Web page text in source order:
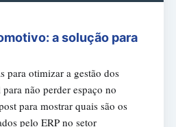
a solução para
para otimizar a gestão dos
não perder espaço no
para mostrar quais são os
pelo ERP no setor